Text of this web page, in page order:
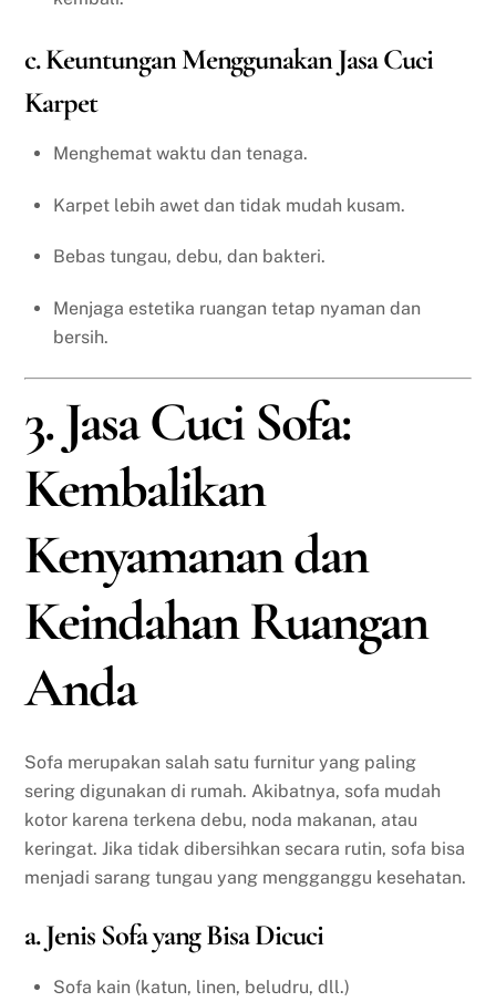
c. Keuntungan Menggunakan Jasa Cuci
Karpet
Menghemat waktu dan tenaga.
Karpet lebih awet dan tidak mudah kusam.
Bebas tungau, debu, dan bakteri.
Menjaga estetika ruangan tetap nyaman dan
bersih.
3. Jasa Cuci Sofa:
Kembalikan
Kenyamanan dan
Keindahan Ruangan
Anda
Sofa merupakan salah satu furnitur yang paling
sering digunakan di rumah. Akibatnya, sofa mudah
kotor karena terkena debu, noda makanan, atau
keringat. Jika tidak dibersihkan secara rutin, sofa bisa
menjadi sarang tungau yang mengganggu kesehatan.
a. Jenis Sofa yang Bisa Dicuci
Sofa kain (katun, linen, beludru, dll.)